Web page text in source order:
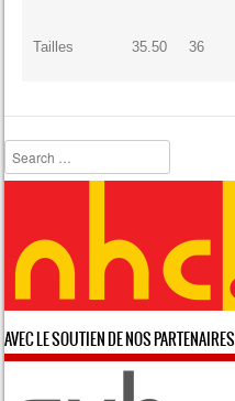
Tailles 35.50 36
Search
AVEC LE SOUTIEN DE NOS PARTENAIRES